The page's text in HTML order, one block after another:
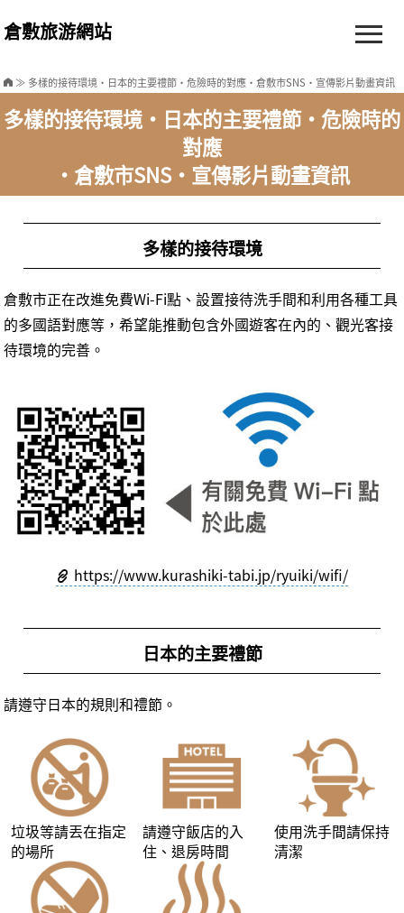
倉敷旅游網站
≫ 多樣的接待環境・日本的主要禮節・危險時的對應・倉敷市SNS・宣傳影片動畫資訊
多樣的接待環境・日本的主要禮節・危險時的
對應
・倉敷市SNS・宣傳影片動畫資訊
多樣的接待環境
倉敷市正在改進免費Wi-Fi點、設置接待洗手間和利用各種工具
的多國語對應等，希望能推動包含外國遊客在內的、觀光客接
待環境的完善。
https://www.kurashiki-tabi.jp/ryuiki/wifi/
日本的主要禮節
請遵守日本的規則和禮節。
垃圾等請丟在指定
的場所
請遵守飯店的入
住、退房時間
使用洗手間請保持
清潔